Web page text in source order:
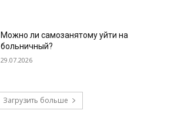
Можно ли самозанятому уйти на
больничный?
29.07.2026
Загрузить больше